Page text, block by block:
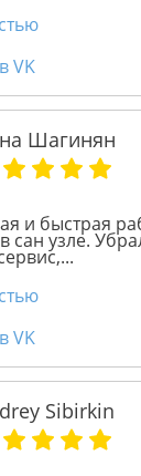
VK
Шагинян
и быстрая
сан узле.
VK
Sibirkin